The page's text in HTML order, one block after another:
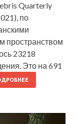
Quarterly
по
пространством
23218
Это на 691